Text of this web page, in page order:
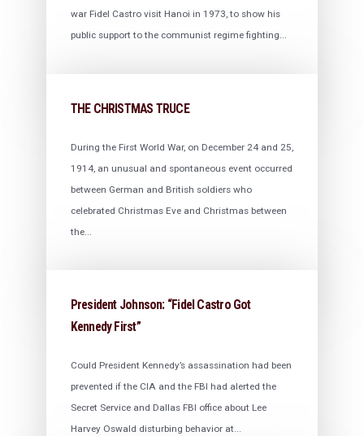
war Fidel Castro visit Hanoi in 1973, to show his
public support to the communist regime fighting...
THE CHRISTMAS TRUCE
During the First World War, on December 24 and 25,
1914, an unusual and spontaneous event occurred
between German and British soldiers who
celebrated Christmas Eve and Christmas between
the...
President Johnson: “Fidel Castro Got
Kennedy First”
Could President Kennedy’s assassination had been
prevented if the CIA and the FBI had alerted the
Secret Service and Dallas FBI office about Lee
Harvey Oswald disturbing behavior at...